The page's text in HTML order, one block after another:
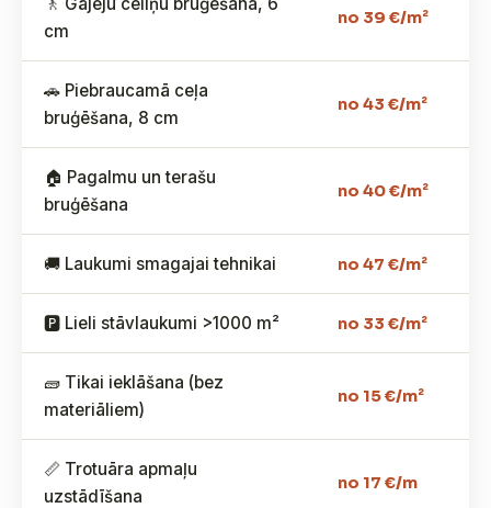
cm
no 39 €/m²
🚗 Piebraucamā ceļa
bruģēšana, 8 cm
no 43 €/m²
🏠 Pagalmu un terašu
bruģēšana
no 40 €/m²
🚚 Laukumi smagajai tehnikai no 47 €/m²
🅿️ Lieli stāvlaukumi >1000 m² no 33 €/m²
🧱 Tikai ieklāšana (bez
materiāliem)
no 15 €/m²
📏 Trotuāra apmaļu
uzstādīšana
no 17 €/m